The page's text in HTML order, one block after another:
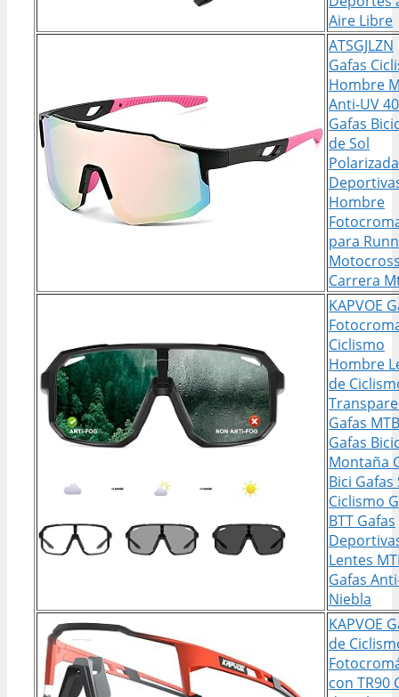
Aire Libre
ATSGJLZN
Gafas
Hombre
Anti-UV
Gafas
de Sol
Hombre
para
Carrera
KAPVOE
Ciclismo
Hombre
de
Gafas MTB
Gafas
Montaña
Bici Gafas
Ciclismo
BTT Gafas
Lentes
Gafas
Niebla
KAPVOE
de
con TR90